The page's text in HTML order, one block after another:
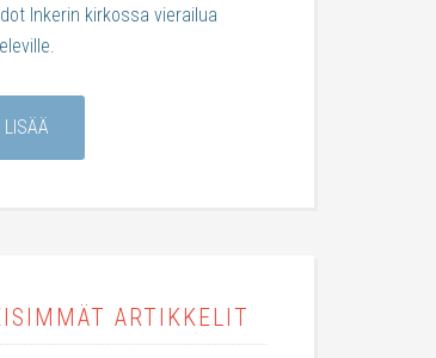
Inkerin kirkossa vierailua
LISÄÄ
ARTIKKELIT